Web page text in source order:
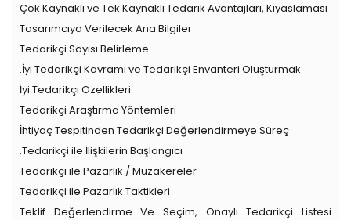
Çok Kaynaklı ve Tek Kaynaklı Tedarik Avantajları, Kıyaslaması
Tasarımcıya Verilecek Ana Bilgiler
Tedarikçi Sayısı Belirleme
.İyi Tedarikçi Kavramı ve Tedarikçi Envanteri Oluşturmak
İyi Tedarikçi Özellikleri
Tedarikçi Araştırma Yöntemleri
İhtiyaç Tespitinden Tedarikçi Değerlendirmeye Süreç
.Tedarikçi ile İlişkilerin Başlangıcı
Tedarikçi ile Pazarlık / Müzakereler
Tedarikçi ile Pazarlık Taktikleri
Teklif Değerlendirme Ve Seçim, Onaylı Tedarikçi Listesi